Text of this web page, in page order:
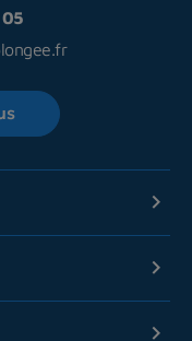


